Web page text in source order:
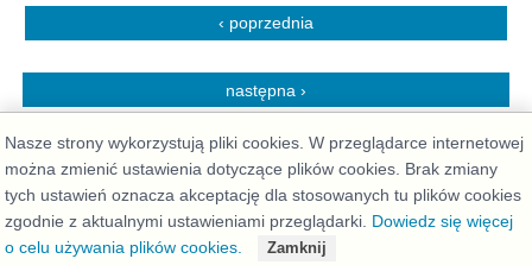
Strony ‹ poprzednia
następna ›
Deklaracja dostępności
Nasze strony wykorzystują pliki cookies. W przeglądarce internetowej
można zmienić ustawienia dotyczące plików cookies. Brak zmiany
tych ustawień oznacza akceptację dla stosowanych tu plików cookies
zgodnie z aktualnymi ustawieniami przeglądarki. Dowiedz się więcej
o celu używania plików cookies.